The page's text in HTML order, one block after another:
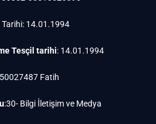
Tarihi: 14.01.1994
Tesçil tarihi: 14.01.1994
Fatih
:30- Bilgi İletişim ve Medya